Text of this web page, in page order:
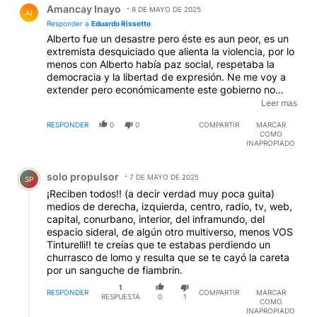
nos cago más y endeudo mucho más. Está deuda nos
saca más de un pozo que nos metimos el pueblo por
dormidos años de dejar que nos robaran, ya salir de
un cepo es escalar a la mitad el pozo, se vienen
buenos tiempos, merecidos para los trabajadores de
siempre. Saludos
AI Amancay Inayo
8 DE MAYO DE 2025
Responder a Eduardo Rissetto
Alberto fue un desastre pero éste es aun peor, es un
extremista desquiciado que alienta la violencia, por lo
menos con Alberto había paz social, respetaba la
democracia y la libertad de expresión. Ne me voy a
extender pero económicamente este gobierno no
como en el 2001. Mas endeudamiento es igual a mas
pobreza, a menos que los créditos se inviertan en
las elecciones. Tenés que entender que Argentina no
es un país normal, tiene una economía bimonetaria,
con una demanda en dolares mas fuerte que la oferta,
la única manera de solucionarlo es exportar más valor
agregado, para eso requiere un proceso de
industrialización, exactamente lo opuesto a lo que
propone Milei. El modelo que propone Milei es para un
país de 20 millones de habitantes como Australia, no
Leer mas
RESPONDER 0 0 COMPARTIR
MARCAR
COMO
INAPROPIADO
Comentario de solo propulsor.
SP solo propulsor 7 DE MAYO DE 2025
¡Reciben todos!! (a decir verdad muy poca guita)
medios de derecha, izquierda, centro, radio, tv, web,
capital, conurbano, interior, del inframundo, del
espacio sideral, de algún otro multiverso, menos VOS
Tinturelli!! te creías que te estabas perdiendo un
churrasco de lomo y resulta que se te cayó la careta
por un sanguche de fiambrin.
RESPONDER
1
RESPUESTA
0 1
COMPARTIR
MARCAR
COMO
INAPROPIADO